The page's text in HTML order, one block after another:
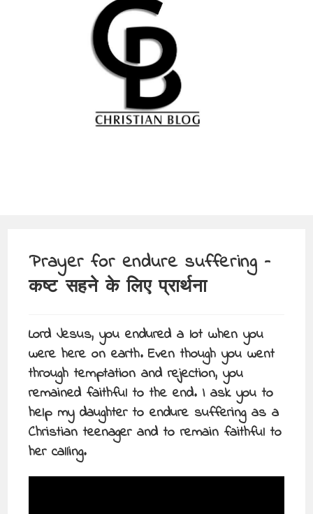
Prayer for endure suffering –
कष्ट सहने के लिए प्रार्थना
Lord Jesus, you endured a lot when you
were here on earth. Even though you went
through temptation and rejection, you
remained faithful to the end. I ask you to
help my daughter to endure suffering as a
Christian teenager and to remain faithful to
her calling.